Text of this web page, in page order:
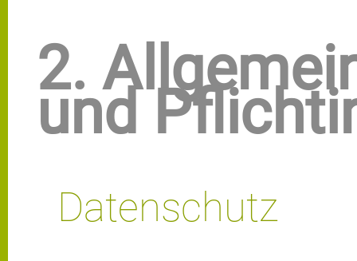
2.
und
Datenschutz